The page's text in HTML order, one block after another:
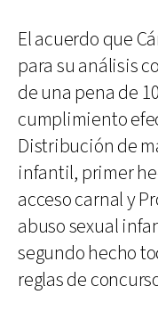
El acuerdo que
para su análisis
de una pena de
cumplimiento
Distribución de
infantil, primer
acceso carnal y
abuso sexual
segundo hecho
reglas de